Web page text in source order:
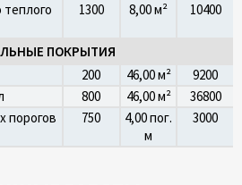
1300 8,00 м² 10400
ПОКРЫТИЯ
200 46,00 м²
9200
800 46,00 м²
36800
порогов
750
4,00 пог.
м
3000